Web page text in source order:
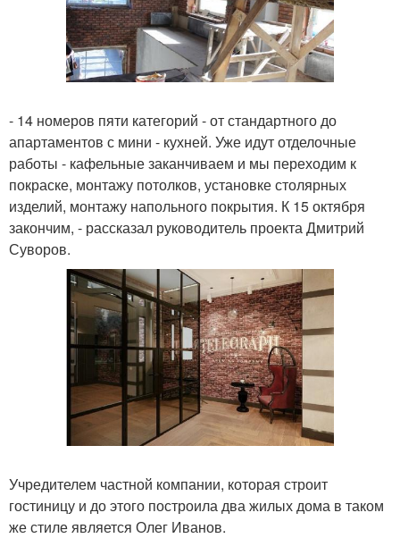
- 14 номеров пяти категорий - от стандартного до
апартаментов с мини - кухней. Уже идут отделочные
работы - кафельные заканчиваем и мы переходим к
покраске, монтажу потолков, установке столярных
изделий, монтажу напольного покрытия. К 15 октября
закончим, - рассказал руководитель проекта Дмитрий
Суворов.
Учредителем частной компании, которая строит
гостиницу и до этого построила два жилых дома в таком
же стиле является Олег Иванов.